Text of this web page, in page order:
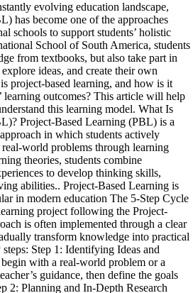
evolving education landscape,
has become one of the approaches
schools to support students’ holistic
School of South America, students
from textbooks, but also take part in
ideas, and create their own
project-based learning, and how is it
learning outcomes? This article will help
this learning model. What Is
Project-Based Learning (PBL) is a
in which students actively
world problems through learning
theories, students combine
to develop thinking skills,
abilities.. Project-Based Learning is
in modern education The 5-Step Cycle
project following the Project-
is often implemented through a clear
transform knowledge into practical
Step 1: Identifying Ideas and
with a real-world problem or a
guidance, then define the goals
2: Planning and In-Depth Research